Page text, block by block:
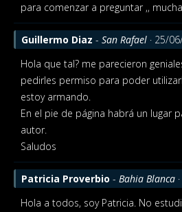
para comenzar a preguntar ,,
Guillermo Diaz - San Rafael · 25/
Hola que tal? me parecieron
pedirles permiso para poder
estoy armando.
En el pie de página habrá un lugar
autor.
Saludos
Patricia Proverbio - Bahia Blanca
Hola a todos, soy Patricia. No